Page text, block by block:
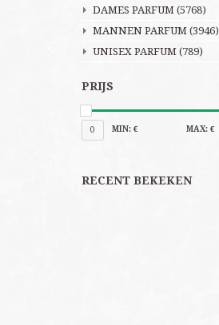
DAMES PARFUM (5768)
MANNEN PARFUM (3946)
UNISEX PARFUM (789)
PRIJS
0 MIN: € MAX: €
RECENT BEKEKEN